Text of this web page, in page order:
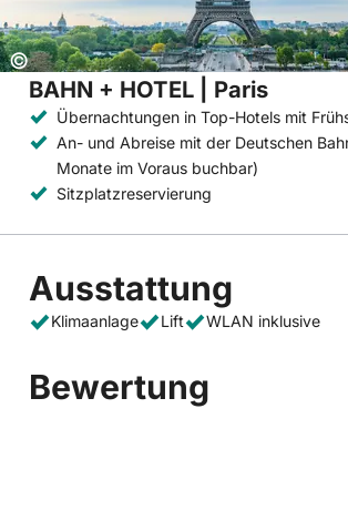
Copyright:
©
BAHN + HOTEL | Paris
Übernachtungen in Top-Hotels mit
An- und Abreise mit der Deutschen
Monate im Voraus buchbar)
Sitzplatzreservierung
Ausstattung
Klimaanlage Lift WLAN inklusive
Bewertung